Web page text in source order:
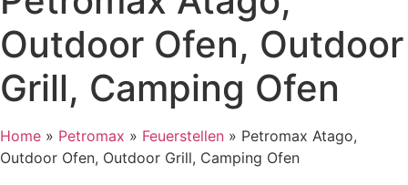
Outdoor Ofen, Outdoor
Grill, Camping Ofen
Home » Petromax » Feuerstellen » Petromax Atago,
Outdoor Ofen, Outdoor Grill, Camping Ofen